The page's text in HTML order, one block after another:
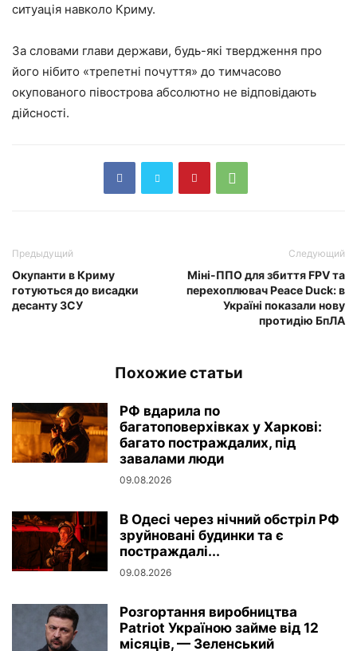
ситуація навколо Криму.
За словами глави держави, будь-які твердження про
його нібито «трепетні почуття» до тимчасово
окупованого півострова абсолютно не відповідають
дійсності.
Предыдущий
Окупанти в Криму
готуються до висадки
десанту ЗСУ
Следующий
Міні-ППО для збиття FPV та
перехоплювач Peace Duck: в
Україні показали нову
протидію БпЛА
Похожие статьи
РФ вдарила по
багатоповерхівках у Харкові:
багато постраждалих, під
завалами люди
09.08.2026
В Одесі через нічний обстріл РФ
зруйновані будинки та є
постраждалі...
09.08.2026
Розгортання виробництва
Patriot Україною займе від 12
місяців, — Зеленський